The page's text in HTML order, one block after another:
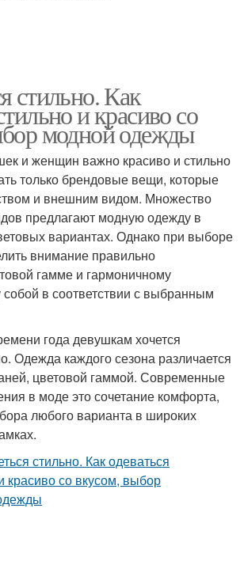
стильно. Как
и красиво со
модной одежды
и женщин важно красиво и стильно
только брендовые вещи, которые
и внешним видом. Множество
предлагают модную одежду в
вариантах. Однако при выборе
внимание правильно
гамме и гармоничному
в соответствии с выбранным
года девушкам хочется
Одежда каждого сезона различается
цветовой гаммой. Современные
в моде это сочетание комфорта,
любого варианта в широких